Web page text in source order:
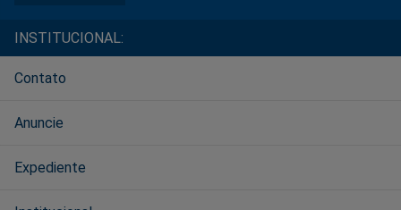
INSTITUCIONAL:
Contato
Anuncie
Expediente